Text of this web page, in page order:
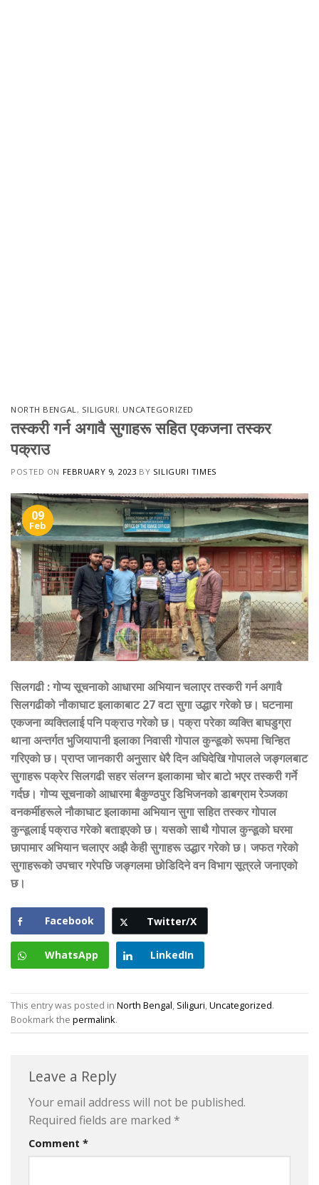
NORTH BENGAL, SILIGURI, UNCATEGORIZED
तस्करी गर्न अगावै सुगाहरू सहित एकजना तस्कर
पक्राउ
POSTED ON FEBRUARY 9, 2023 BY SILIGURI TIMES
09
Feb
सिलगढी:गोप्य सूचनाको आधारमा अभियान चलाएर तस्करी गर्न अगावै
सिलगढीको नौकाघाट इलाकाबाट 27 वटा सुगा उद्धार गरेको छ। घटनामा
एकजना व्यक्तिलाई पनि पक्राउ गरेको छ। पक्रा परेका व्यक्ति बाघडुग्रा
थाना अन्तर्गत भुजियापानी इलाका निवासी गोपाल कुन्डूको रूपमा चिन्हित
गरिएको छ। प्राप्त जानकारी अनुसार धेरै दिन अघिदेखि गोपालले जङ्गलबाट
सुगाहरू पक्रेर सिलगढी सहर संलग्न इलाकामा चोर बाटो भएर तस्करी गर्ने
गर्दछ। गोप्य सूचनाको आधारमा बैकुण्ठपुर डिभिजनको डाबग्राम रेञ्जका
वनकर्मीहरूले नौकाघाट इलाकामा अभियान सुगा सहित तस्कर गोपाल
कुन्डूलाई पक्राउ गरेको बताइएको छ। यसको साथै गोपाल कुन्डूको घरमा
छापामार अभियान चलाएर अझै केही सुगाहरू उद्धार गरेको छ। जफत गरेको
सुगाहरूको उपचार गरेपछि जङ्गलमा छोडिदिने वन विभाग सूत्रले जनाएको
छ।
Facebook Twitter/X
WhatsApp LinkedIn
This entry was posted in North Bengal, Siliguri,Uncategorized.
Bookmark the permalink.
Leave a Reply
Your email address will not be published.
Required fields are marked *
Comment *